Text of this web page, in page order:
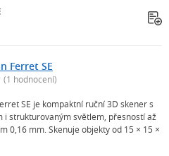
Ferret SE
(1 hodnocení)
SE je kompaktní ruční 3D skener s
i strukturovaným světlem, přesností až
0,16 mm. Skenuje objekty od 15 × 15 ×